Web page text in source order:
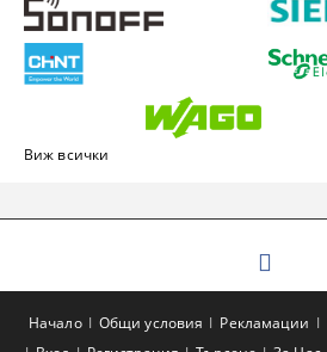
Виж всички
Начало Общи условия Рекламации